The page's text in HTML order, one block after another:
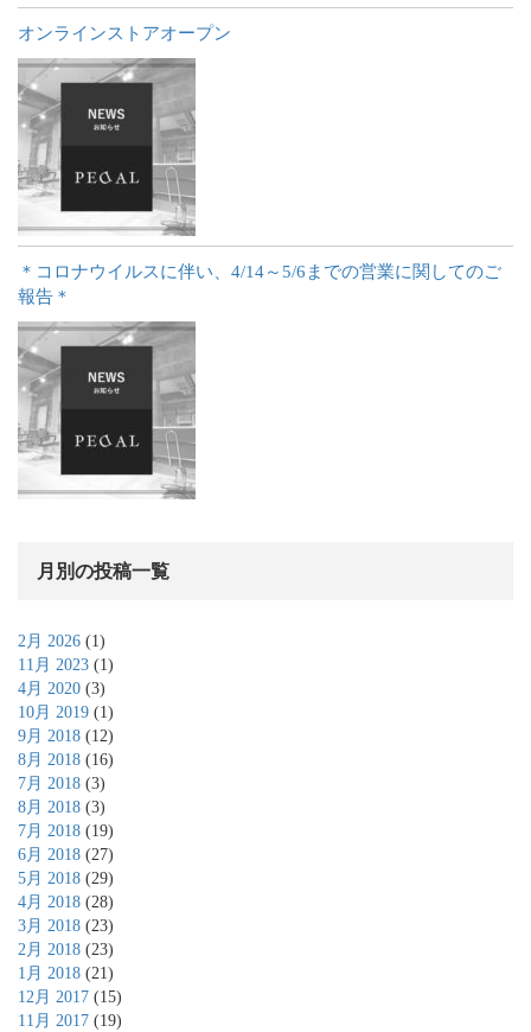
オンラインストアオープン
＊コロナウイルスに伴い、4/14～5/6までの営業に関してのご
報告＊
月別の投稿一覧
2月 2026 (1)
11月 2023 (1)
4月 2020 (3)
10月 2019 (1)
9月 2018 (12)
8月 2018 (16)
7月 2018 (3)
8月 2018 (3)
7月 2018 (19)
6月 2018 (27)
5月 2018 (29)
4月 2018 (28)
3月 2018 (23)
2月 2018 (23)
1月 2018 (21)
12月 2017 (15)
11月 2017 (19)